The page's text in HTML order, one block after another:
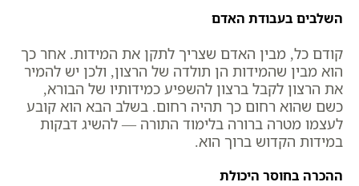
השלבים בעבודת האדם
קודם כל, מבין האדם שצריך לתקן את המידות. אחר כך
הוא מבין שהמידות הן תולדה של הרצון, ולכן יש להמיר
את הרצון לקבל ברצון להשפיע כמידותיו של הבורא,
כשם שהוא רחום כך תהיה רחום. בשלב הבא הוא קובע
לעצמו מטרה ברורה בלימוד התורה — להשיג דבקות
במידות הקדוש ברוך הוא.
ההכרה בחוסר היכולת